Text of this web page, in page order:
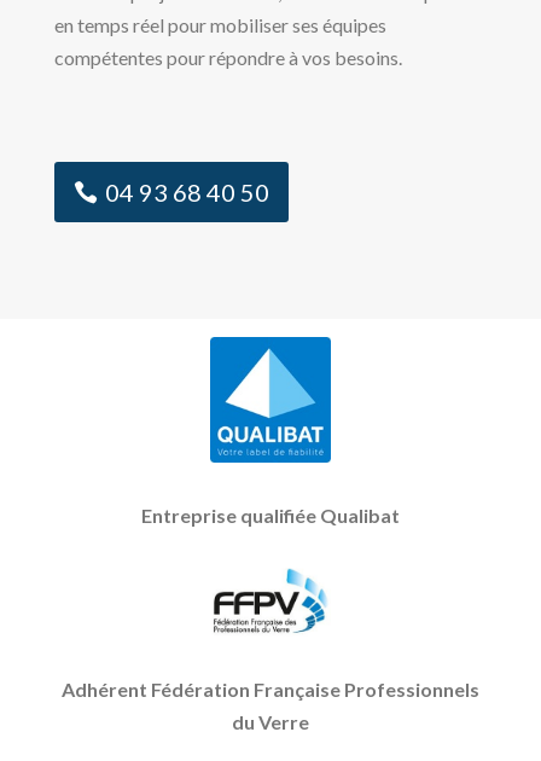
en temps réel pour mobiliser ses équipes
compétentes pour répondre à vos besoins.
04 93 68 40 50
Entreprise qualifiée Qualibat
Adhérent Fédération Française Professionnels
du Verre